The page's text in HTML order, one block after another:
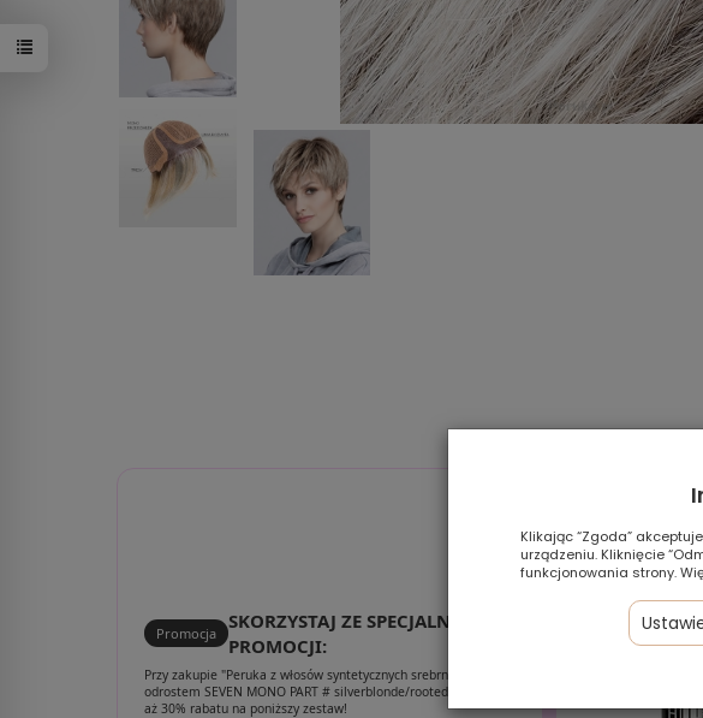
Promocja
SKORZYSTAJ ZE SPECJALNEJ
PROMOCJI:
Przy zakupie "Peruka z włosów syntetycznych srebrny blond z
odrostem SEVEN MONO PART # silverblonde/rooted" otrzymujesz
aż 30% rabatu na poniższy zestaw!
Klikając “Zgoda”
urządzeniu. Kliknięcie
funkcjonowania strony.